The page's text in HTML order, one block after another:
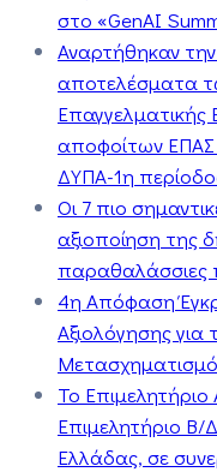
στο «GenAI
Αναρτήθηκαν
αποτελέσματα
Επαγγελματικής
αποφοίτων ΕΠΑΣ
ΔΥΠΑ-1η
Οι 7 πιο
αξιοποίηση της
παραθαλάσσιες
4η Απόφαση
Αξιολόγησης
Το Επιμελητήριο
Επιμελητήριο Β/
Ελλάδας, σε